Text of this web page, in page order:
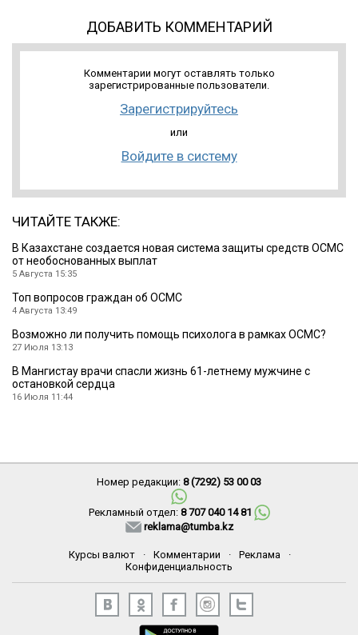
ДОБАВИТЬ КОММЕНТАРИЙ
Комментарии могут оставлять только
зарегистрированные пользователи.
Зарегистрируйтесь
или
Войдите в систему
ЧИТАЙТЕ ТАКЖЕ:
В Казахстане создается новая система защиты средств ОСМС
от необоснованных выплат
5 Августа 15:35
Топ вопросов граждан об ОСМС
4 Августа 13:49
Возможно ли получить помощь психолога в рамках ОСМС?
27 Июля 13:13
В Мангистау врачи спасли жизнь 61-летнему мужчине с
остановкой сердца
16 Июля 11:44
Номер редакции: 8 (7292) 53 00 03
Рекламный отдел: 8 707 040 14 81
reklama@tumba.kz
Курсы валют · Комментарии · Реклама
·
Конфиденциальность